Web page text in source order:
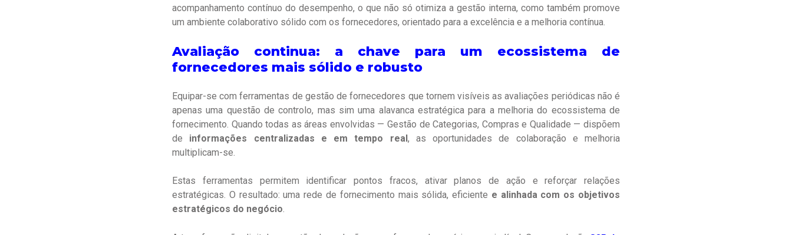
acompanhamento contínuo do desempenho, o que não só otimiza a gestão interna, como também promove
um ambiente colaborativo sólido com os fornecedores, orientado para a excelência e a melhoria contínua.
Avaliação continua: a chave para um ecossistema de
fornecedores mais sólido e robusto
Equipar-se com ferramentas de gestão de fornecedores que tornem visíveis as avaliações periódicas não é
apenas uma questão de controlo, mas sim uma alavanca estratégica para a melhoria do ecossistema de
fornecimento. Quando todas as áreas envolvidas — Gestão de Categorias, Compras e Qualidade — dispõem
de informações centralizadas e em tempo real, as oportunidades de colaboração e melhoria
multiplicam-se.
Estas ferramentas permitem identificar pontos fracos, ativar planos de ação e reforçar relações
estratégicas. O resultado: uma rede de fornecimento mais sólida, eficiente e alinhada com os objetivos
estratégicos do negócio.